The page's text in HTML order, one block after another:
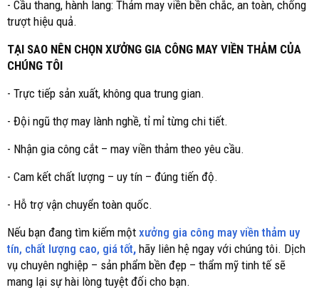
- Cầu thang, hành lang: Thảm may viền bền chắc, an toàn, chống
trượt hiệu quả.
TẠI SAO NÊN CHỌN XƯỞNG GIA CÔNG MAY VIỀN THẢM CỦA
CHÚNG TÔI
- Trực tiếp sản xuất, không qua trung gian.
- Đội ngũ thợ may lành nghề, tỉ mỉ từng chi tiết.
- Nhận gia công cắt – may viền thảm theo yêu cầu.
- Cam kết chất lượng – uy tín – đúng tiến độ.
- Hỗ trợ vận chuyển toàn quốc.
Nếu bạn đang tìm kiếm một xưởng gia công may viền thảm uy
tín, chất lượng cao, giá tốt, hãy liên hệ ngay với chúng tôi. Dịch
vụ chuyên nghiệp – sản phẩm bền đẹp – thẩm mỹ tinh tế sẽ
mang lại sự hài lòng tuyệt đối cho bạn.